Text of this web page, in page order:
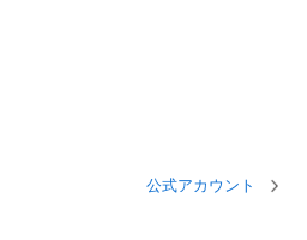
公式アカウント